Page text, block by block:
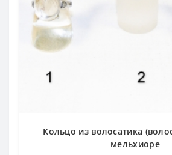
Кольцо из волосатика
мельхиоре